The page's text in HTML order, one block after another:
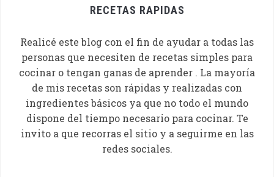
RECETAS RAPIDAS
Realicé este blog con el fin de ayudar a todas las
personas que necesiten de recetas simples para
cocinar o tengan ganas de aprender . La mayoría
de mis recetas son rápidas y realizadas con
ingredientes básicos ya que no todo el mundo
dispone del tiempo necesario para cocinar. Te
invito a que recorras el sitio y a seguirme en las
redes sociales.